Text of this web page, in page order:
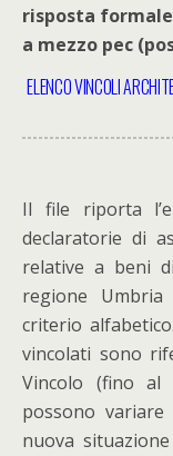
risposta
a mezzo pec
ELENCO VINCOLI
Il file riporta
declaratorie di
relative a beni
regione
criterio
vincolati sono
Vincolo (fino al
possono
nuova